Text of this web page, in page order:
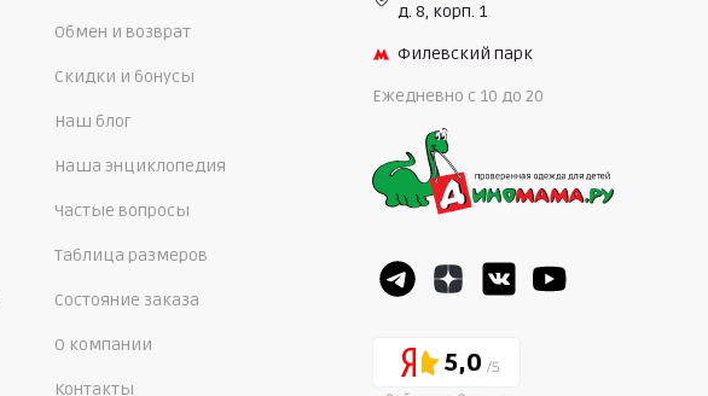
Обмен и возврат
Скидки и бонусы
Наш блог
Наша энциклопедия
Частые вопросы
Таблица размеров
Состояние заказа
О компании
Контакты
д. 8, корп. 1
Филевский парк
Ежедневно c 10 до 20
5,0